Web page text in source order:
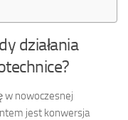
działania
w nowoczesnej
jest konwersja